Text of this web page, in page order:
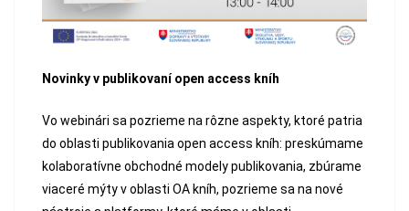
Novinky v publikovaní open access kníh
Vo webinári sa pozrieme na rôzne aspekty, ktoré patria
do oblasti publikovania open access kníh: preskúmame
kolaboratívne obchodné modely publikovania, zbúrame
viaceré mýty v oblasti OA kníh, pozrieme sa na nové